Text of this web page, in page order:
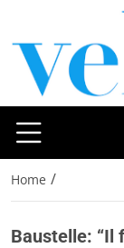
Home /
Baustelle: “Il